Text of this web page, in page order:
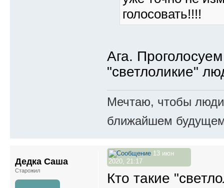
голосовать!!!!
Ага.
"светлоликие"
Мечтаю, чтобы люди
ближайшем
13 июн
2020, 21:17
Кто такие
Дедка Саша
Старожил